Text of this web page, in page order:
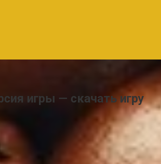
игры — скачать игру